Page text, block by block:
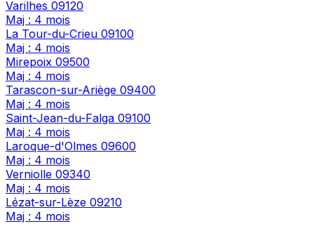
Varilhes 09120
Maj : 4 mois
La Tour-du-Crieu 09100
Maj : 4 mois
Mirepoix 09500
Maj : 4 mois
Tarascon-sur-Ariège 09400
Maj : 4 mois
Saint-Jean-du-Falga 09100
Maj : 4 mois
Laroque-d'Olmes 09600
Maj : 4 mois
Verniolle 09340
Maj : 4 mois
Lézat-sur-Lèze 09210
Maj : 4 mois